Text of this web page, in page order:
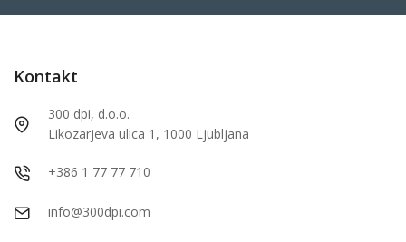
Kontakt
300 dpi, d.o.o.
Likozarjeva ulica 1, 1000 Ljubljana
+386 1 77 77 710
info@300dpi.com